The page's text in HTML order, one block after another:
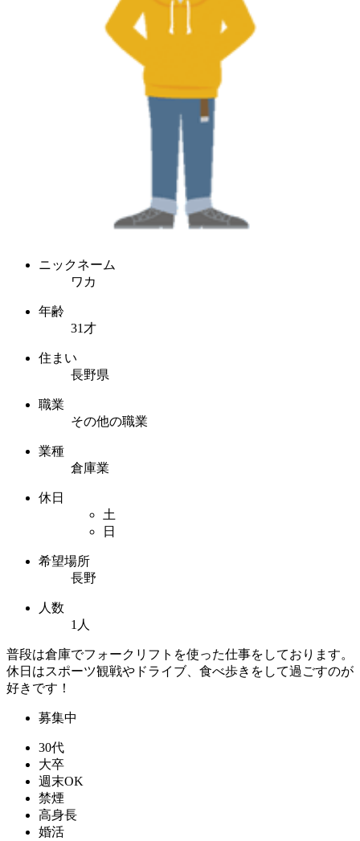
ニックネーム
ワカ
年齢
31才
住まい
長野県
職業
その他の職業
業種
倉庫業
休日
土
日
希望場所
長野
人数
1人
普段は倉庫でフォークリフトを使った仕事をしております。
休日はスポーツ観戦やドライブ、食べ歩きをして過ごすのが
好きです！
募集中
30代
大卒
週末OK
禁煙
高身長
婚活